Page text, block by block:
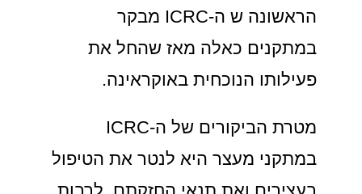
הראשונה ש ה-ICRC מבקר
במתקנים כאלה מאז שהחל את
פעילותו הנוכחית באוקראינה.
מטרת הביקורים של ה-ICRC
במתקני מעצר היא לנטר את הטיפול